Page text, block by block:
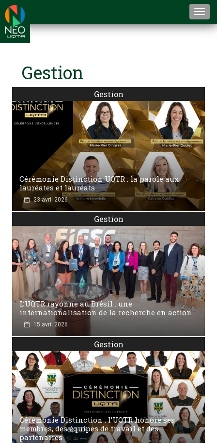
Gestion
Gestion
Cérémonie Distinction UQTR : la parole aux
lauréates et lauréats
23 avril 2026
Gestion
L’UQTR rayonne au Brésil : une
internationalisation de la recherche en action
15 avril 2026
Gestion
Cérémonie Distinction : l’UQTR honore ses
membres, des équipes de travail et des
partenaires